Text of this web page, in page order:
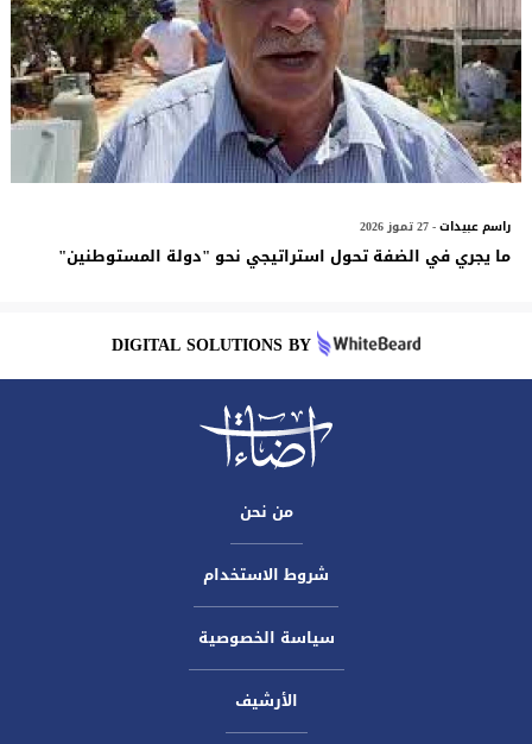
راسم عبيدات- 27 تموز 2026
ما يجري في الضفة تحول استراتيجي نحو "دولة المستوطنين"
DIGITAL SOLUTIONS BY
من نحن
شروط الاستخدام
سياسة الخصوصية
الأرشيف